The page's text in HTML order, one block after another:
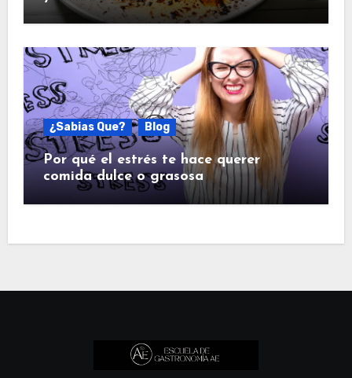
¿Sabias Que? Blog
Por qué el estrés te hace querer
comida dulce o grasosa